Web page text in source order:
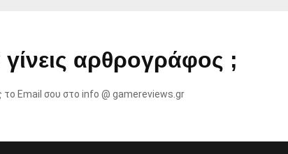
γίνεις αρθρογράφος ;
το Email σου στο info @ gamereviews.gr